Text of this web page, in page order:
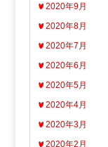
2020年9月
2020年8月
2020年7月
2020年6月
2020年5月
2020年4月
2020年3月
2020年2月